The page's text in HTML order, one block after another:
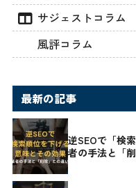
サジェストコラム
風評コラム
最新の記事
逆SEOで「検
者の手法と「